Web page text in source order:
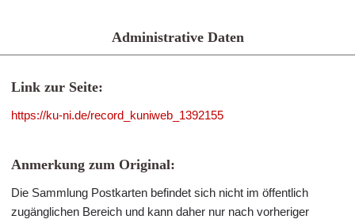
Administrative Daten
Link zur Seite:
https://ku-ni.de/record_kuniweb_1392155
Anmerkung zum Original:
Die Sammlung Postkarten befindet sich nicht im öffentlich
zugänglichen Bereich und kann daher nur nach vorheriger